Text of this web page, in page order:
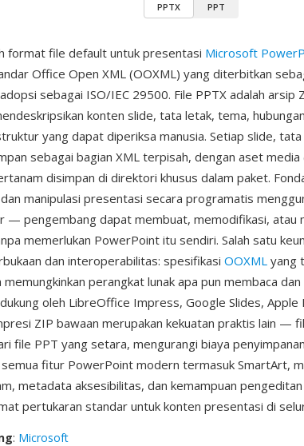
PPTX PPT
format file default untuk presentasi Microsoft
Office Open XML (OOXML) yang diterbitkan
sebagai ISO/IEC 29500. File PPTX adalah arsip
konten slide, tata letak, tema,
yang dapat diperiksa manusia. Setiap slide,
sebagai bagian XML terpisah, dengan aset
disimpan di direktori khusus dalam paket.
manipulasi presentasi secara programatis
— pengembang dapat membuat, memodifikasi, atau
memerlukan PowerPoint itu sendiri. Salah satu
dan interoperabilitas: spesifikasi OOXML yang
memungkinkan perangkat lunak apa pun membaca
oleh LibreOffice Impress, Google Slides, Apple
ZIP bawaan merupakan kekuatan praktis lain —
file PPT yang setara, mengurangi biaya
fitur PowerPoint modern termasuk SmartArt,
metadata aksesibilitas, dan kemampuan
pertukaran standar untuk konten presentasi di
: Microsoft